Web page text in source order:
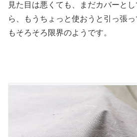
見た目は悪くても、まだカバーと
ら、もうちょっと使おうと引っ張
もそろそろ限界のようです。